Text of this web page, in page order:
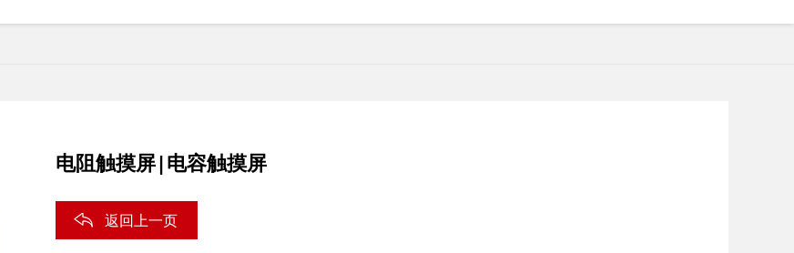
电阻触摸屏|电容触摸屏
返回上一页